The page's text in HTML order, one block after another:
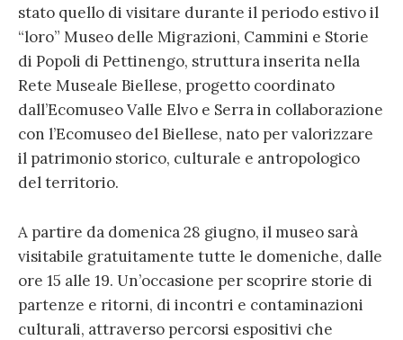
stato quello di visitare durante il periodo estivo il
“loro” Museo delle Migrazioni, Cammini e Storie
di Popoli di Pettinengo, struttura inserita nella
Rete Museale Biellese, progetto coordinato
dall’Ecomuseo Valle Elvo e Serra in collaborazione
con l’Ecomuseo del Biellese, nato per valorizzare
il patrimonio storico, culturale e antropologico
del territorio.
A partire da domenica 28 giugno, il museo sarà
visitabile gratuitamente tutte le domeniche, dalle
ore 15 alle 19. Un’occasione per scoprire storie di
partenze e ritorni, di incontri e contaminazioni
culturali, attraverso percorsi espositivi che